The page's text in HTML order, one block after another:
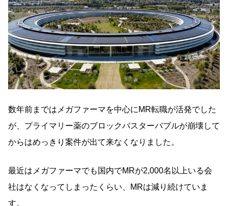
数年前まではメガファーマを中心にMR転職が活発でした
が、プライマリー薬のブロックバスターバブルが崩壊して
からはめっきり案件が出て来なくなりました。
最近はメガファーマでも国内でMRが2,000名以上いる会
社はなくなってしまったくらい、MRは減り続けていま
す。